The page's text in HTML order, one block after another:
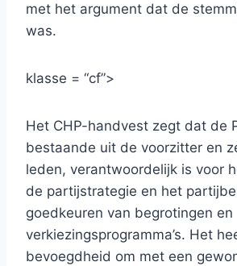
met het argument dat de
was.
klasse = “cf”>
Het CHP-handvest zegt dat de
bestaande uit de voorzitter en
leden, verantwoordelijk is voor
de partijstrategie en het
goedkeuren van begrotingen en
verkiezingsprogramma’s. Het
bevoegdheid om met een